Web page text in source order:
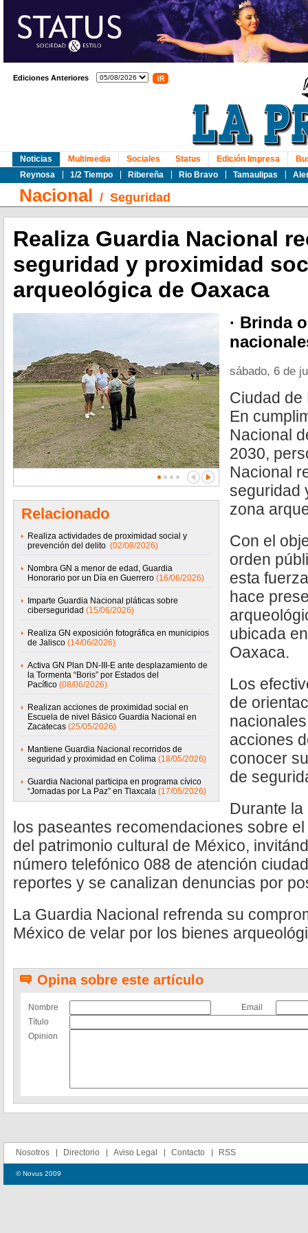
Ediciones Anteriores
Noticias
Reynosa
1/2 Tiempo Ribereña Rio Bravo Tamaulipas
Multimedia Sociales Status Edición Impresa
Nacional / Seguridad
Realiza Guardia Nacional
seguridad y proximidad
arqueológica de Oaxaca
Relacionado
Realiza actividades de proximidad social y
prevención del delito (02/08/2026)
Nombra GN a menor de edad, Guardia
Honorario por un Día en Guerrero (16/06/2026)
Imparte Guardia Nacional pláticas sobre
ciberseguridad (15/06/2026)
Realiza GN exposición fotográfica en municipios
de Jalisco (14/06/2026)
Activa GN Plan DN-III-E ante desplazamiento de
la Tormenta “Boris” por Estados del
Pacífico (08/06/2026)
Realizan acciones de proximidad social en
Escuela de nivel Básico Guardia Nacional en
Zacatecas (25/05/2026)
Mantiene Guardia Nacional recorridos de
seguridad y proximidad en Colima (18/05/2026)
Guardia Nacional participa en programa cívico
“Jornadas por La Paz” en Tlaxcala (17/05/2026)
· Brinda
sábado, 6 de
Ciudad de
En
Nacional
2030,
Nacional
seguridad
zona
Con el
orden
esta
hace
ubicada
Oaxaca.
Los
de
acciones
conocer
de
Durante
los paseantes recomendaciones sobre
del patrimonio cultural de México,
número telefónico 088 de atención
reportes y se canalizan denuncias por
La Guardia Nacional refrenda su
México de velar por los bienes
Opina sobre este artículo
Nombre
Email
Título
Opinion
Nosotros Directorio Aviso Legal Contacto RSS
© Novus 2009